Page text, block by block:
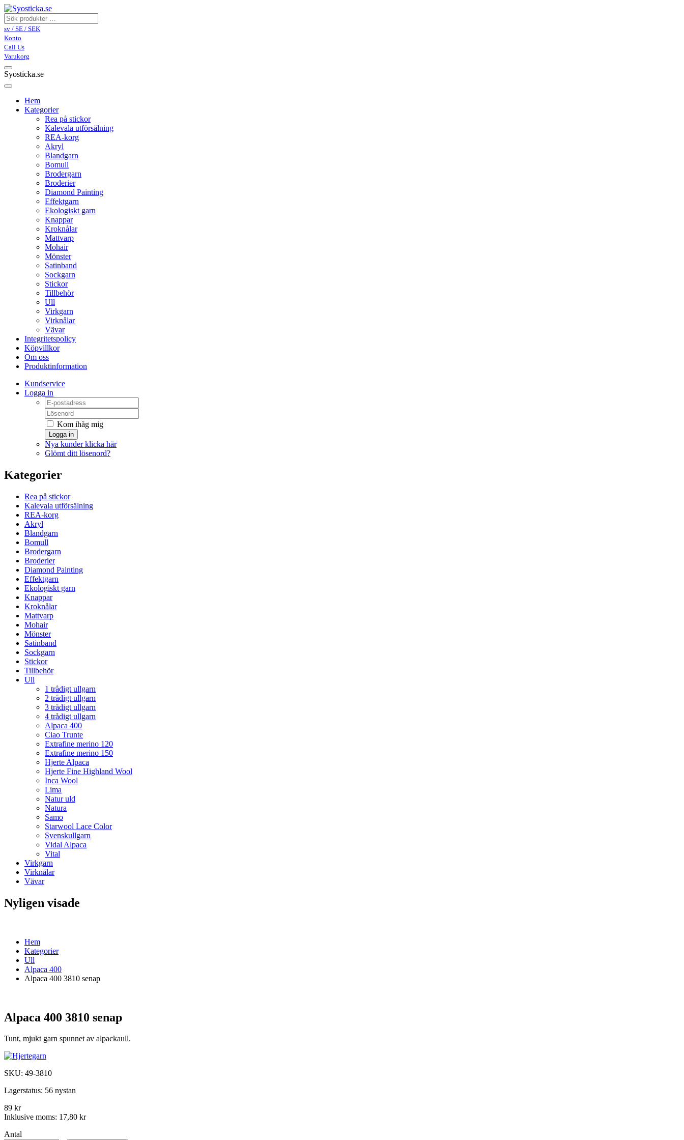
sv / SE / SEK
Konto
Call Us
Varukorg
Syosticka.se
Hem
Kategorier
Rea på stickor
Kalevala utförsälning
REA-korg
Akryl
Blandgarn
Bomull
Brodergarn
Broderier
Diamond Painting
Effektgarn
Ekologiskt garn
Knappar
Kroknålar
Mattvarp
Mohair
Mönster
Satinband
Sockgarn
Stickor
Tillbehör
Ull
Virkgarn
Virknålar
Vävar
Integritetspolicy
Köpvillkor
Om oss
Produktinformation
Kundservice
Logga in
Kom ihåg mig
Logga in
Nya kunder klicka här
Glömt ditt lösenord?
Kategorier
Rea på stickor
Kalevala utförsälning
REA-korg
Akryl
Blandgarn
Bomull
Brodergarn
Broderier
Diamond Painting
Effektgarn
Ekologiskt garn
Knappar
Kroknålar
Mattvarp
Mohair
Mönster
Satinband
Sockgarn
Stickor
Tillbehör
Ull
1 trådigt ullgarn
2 trådigt ullgarn
3 trådigt ullgarn
4 trådigt ullgarn
Alpaca 400
Ciao Trunte
Extrafine merino 120
Extrafine merino 150
Hjerte Alpaca
Hjerte Fine Highland Wool
Inca Wool
Lima
Natur uld
Natura
Samo
Starwool Lace Color
Svenskullgarn
Vidal Alpaca
Vital
Virkgarn
Virknålar
Vävar
Nyligen visade
Hem
Kategorier
Ull
Alpaca 400
Alpaca 400 3810 senap
Alpaca 400 3810 senap
Tunt, mjukt garn spunnet av alpackaull.
SKU: 49-3810
Lagerstatus: 56 nystan
89 kr
Inklusive moms: 17,80 kr
Antal